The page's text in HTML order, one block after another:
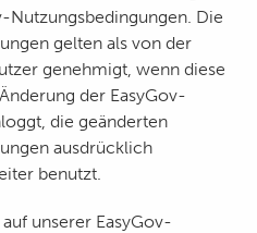
Nutzungsbedingungen. Die
gelten als von der
genehmigt, wenn diese
der EasyGov-
die geänderten
ausdrücklich
benutzt.
unserer EasyGov-